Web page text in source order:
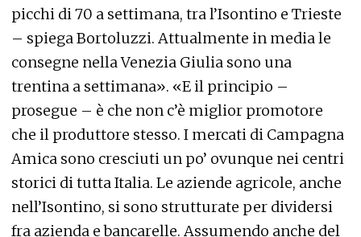
picchi di 70 a settimana, tra l’Isontino e Trieste
– spiega Bortoluzzi. Attualmente in media le
consegne nella Venezia Giulia sono una
trentina a settimana». «E il principio –
prosegue – è che non c’è miglior promotore
che il produttore stesso. I mercati di Campagna
Amica sono cresciuti un po’ ovunque nei centri
storici di tutta Italia. Le aziende agricole, anche
nell’Isontino, si sono strutturate per dividersi
fra azienda e bancarelle. Assumendo anche del